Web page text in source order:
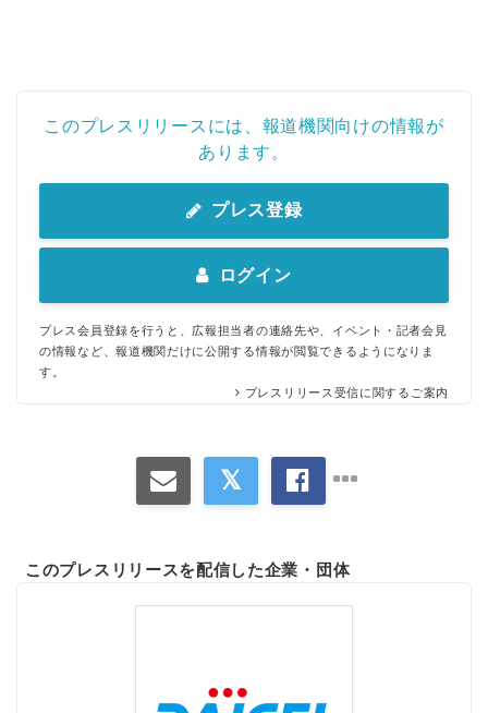
このプレスリリースには、報道機関向けの情報が
あります。
プレス登録
ログイン
プレス会員登録を行うと、広報担当者の連絡先や、イベント・記者会見
の情報など、報道機関だけに公開する情報が閲覧できるようになりま
す。
プレスリリース受信に関するご案内
このプレスリリースを配信した企業・団体